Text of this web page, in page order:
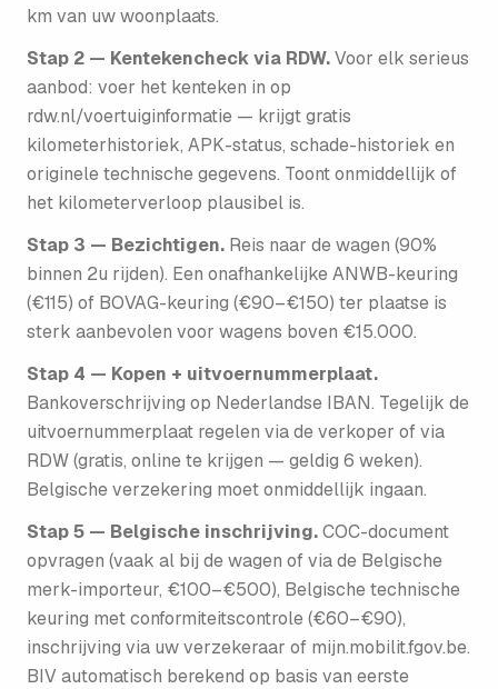
km van uw woonplaats.
Stap 2 — Kentekencheck via RDW.Voor elk serieus
aanbod: voer het kenteken in op
rdw.nl/voertuiginformatie — krijgt gratis
kilometerhistoriek, APK-status, schade-historiek en
originele technische gegevens. Toont onmiddellijk of
het kilometerverloop plausibel is.
Stap 3 — Bezichtigen. Reis naar de wagen (90%
binnen 2u rijden). Een onafhankelijke ANWB-keuring
(€115) of BOVAG-keuring (€90–€150) ter plaatse is
sterk aanbevolen voor wagens boven €15.000.
Stap 4 — Kopen + uitvoernummerplaat.
Bankoverschrijving op Nederlandse IBAN. Tegelijk de
uitvoer­nummerplaat regelen via de verkoper of via
RDW (gratis, online te krijgen — geldig 6 weken).
Belgische verzekering moet onmiddellijk ingaan.
Stap 5 — Belgische inschrijving.COC-document
opvragen (vaak al bij de wagen of via de Belgische
merk-importeur, €100–€500), Belgische technische
keuring met conformiteits­controle (€60–€90),
inschrijving via uw verzekeraar of mijn.mobilit.fgov.be.
BIV automatisch berekend op basis van eerste